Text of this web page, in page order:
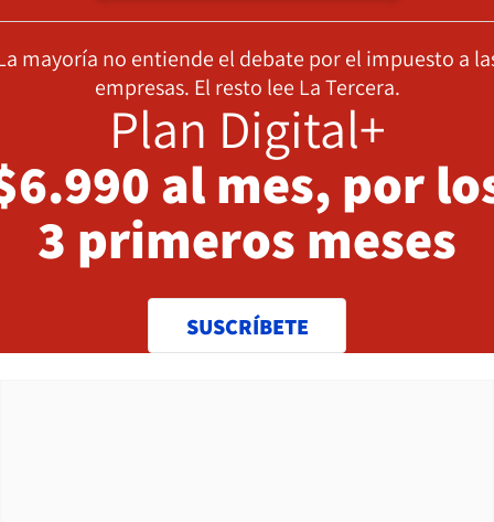
mayoría no entiende el debate por el impuesto a
empresas. El resto lee La Tercera.
Plan Digital+
al mes, por
3 primeros meses
SUSCRÍBETE